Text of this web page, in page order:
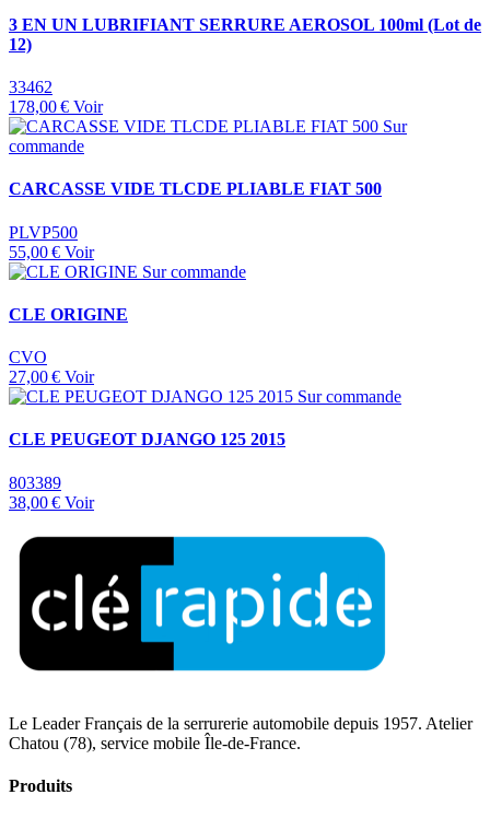
3 EN UN LUBRIFIANT SERRURE AEROSOL 100ml (Lot de
12)
33462
178,00 € Voir
Sur
commande
CARCASSE VIDE TLCDE PLIABLE FIAT 500
PLVP500
55,00 € Voir
Sur commande
CLE ORIGINE
CVO
27,00 € Voir
Sur commande
CLE PEUGEOT DJANGO 125 2015
803389
38,00 € Voir
Le Leader Français de la serrurerie automobile depuis 1957. Atelier
Chatou (78), service mobile Île-de-France.
Produits